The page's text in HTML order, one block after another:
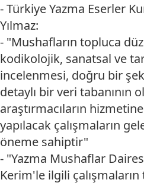
- Türkiye Yazma Eserler
Yılmaz:
- "Mushafların topluca
kodikolojik, sanatsal ve
incelenmesi, doğru bir
detaylı bir veri tabanının
araştırmacıların
yapılacak çalışmaların
öneme sahiptir"
- "Yazma Mushaflar
Kerim'le ilgili